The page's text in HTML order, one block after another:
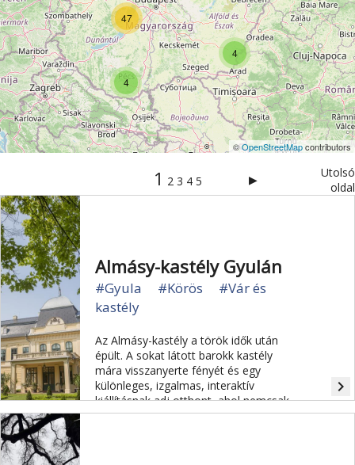
Vértes Veszprém Világörökség Visegrád
Vízesés Zala Zemplén Zselic
4
4
47
©OpenStreetMapcontributors
1 2 3 4 5 ▶
Utolsó
oldal
Almásy-kastély Gyulán
#Gyula #Körös
#Vár és
kastély
Az Almásy-kastély a török idők után
épült. A sokat látott barokk kastély
mára visszanyerte fényét és egy
különleges, izgalmas, interaktív
kiállításnak adj otthont, ahol nemcsak
az egykori főurak életvitelébe, hanem
navigate_next